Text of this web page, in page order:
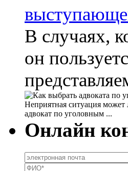
В случаях,
он
Неприятная ситуация может
адвокат по уголовным ...
Онлайн